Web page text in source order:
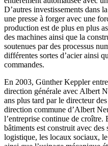
D’autres investissements dans
une presse à forger avec une
production est de plus en plus
des machines ainsi que la
soutenues par des processus
différentes sortes d’acier ainsi
commandes.
En 2003, Günther Keppler
direction générale avec Albert
ans plus tard par le directeur
direction commune d’Albert
l’entreprise continue de
bâtiments est construit avec
logistique, les locaux sociaux,